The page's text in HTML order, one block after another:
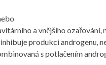
a vnějšího ozařování,
produkci androgenu,
s potlačením